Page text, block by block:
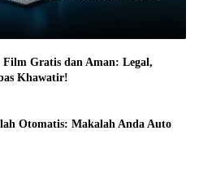
Film Gratis dan Aman: Legal,
Khawatir!
Otomatis: Makalah Anda Auto